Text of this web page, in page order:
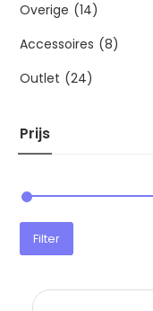
Overige (14)
Accessoires (8)
Outlet (24)
Prijs
Filter